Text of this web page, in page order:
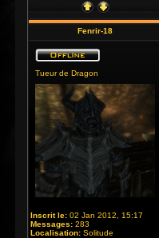
Fenrir-18
Tueur de Dragon
Inscrit le: 02 Jan 2012, 15:17
Messages: 283
Localisation: Solitude